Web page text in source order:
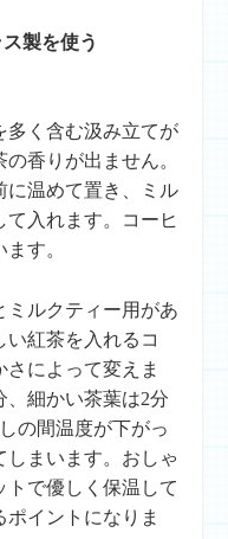
製を使う
多く含む汲み立てが
香りが出ません。
に温めて置き、ミル
て入れます。コーヒ
す。
ミルクティー用があ
い紅茶を入れるコ
によって変えま
、細かい茶葉は2分
の間温度が下がっ
しまいます。おしゃ
トで優しく保温して
イントになりま